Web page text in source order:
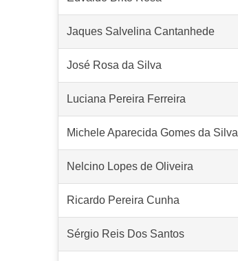
Jaques Salvelina Cantanhede
José Rosa da Silva
Luciana Pereira Ferreira
Michele Aparecida Gomes da Silva
Nelcino Lopes de Oliveira
Ricardo Pereira Cunha
Sérgio Reis Dos Santos